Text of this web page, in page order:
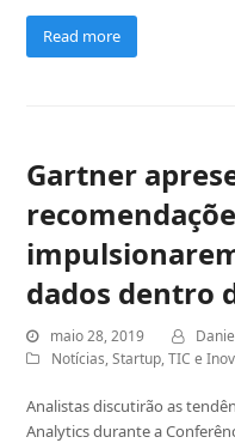
Read more
Gartner
dados dentro
maio 28, 2019
Notícias,Startup,TIC e
Analistas discutirão as
Analytics durante a